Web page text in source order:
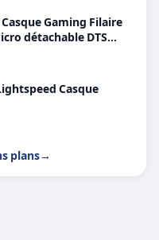
Casque Gaming Filaire
détachable DTS
Casque
plans→